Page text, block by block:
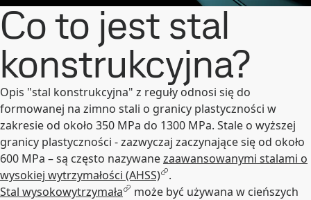
Co to jest stal
konstrukcyjna?
Opis "stal konstrukcyjna" z reguły odnosi się do
formowanej na zimno stali o granicy plastyczności w
zakresie od około 350 MPa do 1300 MPa. Stale o wyższej
granicy plastyczności - zazwyczaj zaczynające się od około
600 MPa – są często nazywanezaawansowanymi stalami o
wysokiej wytrzymałości (AHSS) .
Stal wysokowytrzymała
może być używana w cieńszych